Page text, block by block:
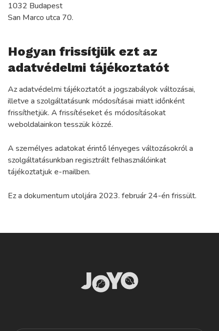
1032 Budapest
San Marco utca 70.
Hogyan frissítjük ezt az
adatvédelmi tájékoztatót
Az adatvédelmi tájékoztatót a jogszabályok változásai,
illetve a szolgáltatásunk módosításai miatt időnként
frissíthetjük. A frissítéseket és módosításokat
weboldalainkon tesszük közzé.
A személyes adatokat érintő lényeges változásokról a
szolgáltatásunkban regisztrált felhasználóinkat
tájékoztatjuk e-mailben.
Ez a dokumentum utoljára 2023. február 24-én frissült.